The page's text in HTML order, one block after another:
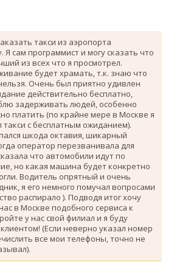
такси из аэропорта
Я сам программист и могу сказать что
из всех что я просмотрел.
будет храмать, т.к. знаю что
Очень был приятно удивлен
действительно бесплатно,
задерживать людей, особенно
платить (по крайне мере в Москве я
с бесплатным ожиданием).
шкода октавия, шикарный
оператор перезванивала для
что автомобили идут по
но какая машина будет конкретно
Водитель опрятный и очень
я его немного помучал вопросами
распирало ). Подводя итог хочу
в Москве подобного сервиса к
у нас свой филиал и я буду
(Если неверно указал номер
все мои телефоны, точно не